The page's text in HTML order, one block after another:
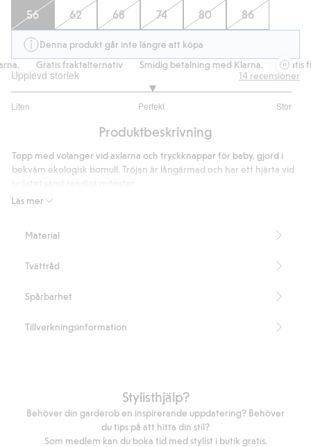
56 62 68 74 80 86
Denna produkt går inte längre att köpa
Gratis fraktalternativ Smidig betalning med Klarna. Gratis
Upplevd storlek
Liten Perfekt Stor
utav
12
betyg
14 recensioner
Produktbeskrivning
Läs mer
Topp med volanger vid axlarna och tryckknappar för baby, gjord i
bekväm ekologisk bomull. Tröjan är långärmad och har ett hjärta vid
Innehåller 95% ekologisk bomull.
Material
Tvättråd
Spårbarhet
Tillverkningsinformation
Stylisthjälp?
Behöver din garderob en inspirerande uppdatering? Behöver
du tips på att hitta din stil?
Som medlem kan du boka tid med stylist i butik gratis.